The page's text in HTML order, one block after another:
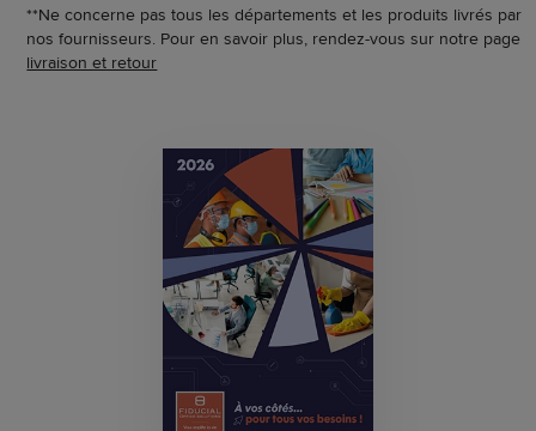
**Ne concerne pas tous les départements et les produits livrés par
nos fournisseurs. Pour en savoir plus, rendez-vous sur notre page
livraison et retour